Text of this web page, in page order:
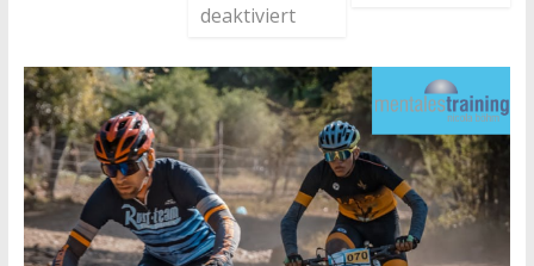
deaktiviert